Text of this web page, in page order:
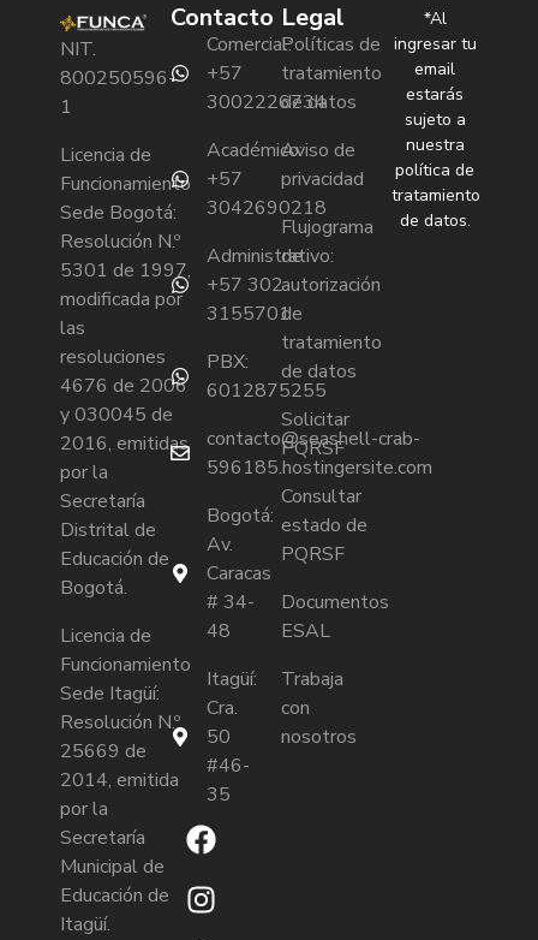
NIT.
800250596-
1
Licencia de
Funcionamiento
Sede Bogotá:
Resolución N.º
5301 de 1997,
modificada por
las
resoluciones
4676 de 2006
y 030045 de
2016, emitidas
por la
Secretaría
Distrital de
Educación de
Bogotá.
Licencia de
Funcionamiento
Sede Itagüí:
Resolución N.º
25669 de
2014, emitida
por la
Secretaría
Municipal de
Educación de
Itagüí.
Contacto
Comercial:
+57
3002226734
Académico:
+57
3042690218
Administrativo:
+57 302
3155701
PBX:
6012875255
contacto@seashell-crab-
596185.hostingersite.com
Bogotá:
Av.
Caracas
# 34-
48
Itagüí:
Cra.
50
#46-
35
Legal
Políticas de
tratamiento
de datos
Aviso de
privacidad
Flujograma
de
autorización
de
tratamiento
de datos
Solicitar
PQRSF
Consultar
estado de
PQRSF
Documentos
ESAL
Trabaja
con
nosotros
*Al
ingresar tu
email
estarás
sujeto a
nuestra
política de
tratamiento
de datos.